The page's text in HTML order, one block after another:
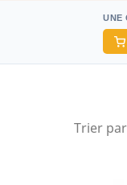
UNE
Trier